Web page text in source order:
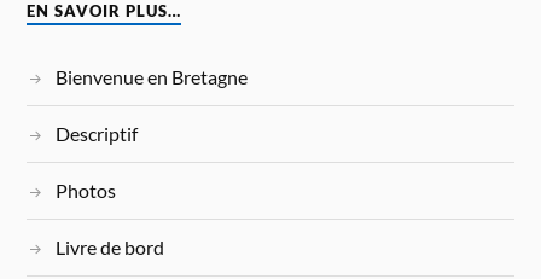
EN SAVOIR PLUS…
Bienvenue en Bretagne
Descriptif
Photos
Livre de bord